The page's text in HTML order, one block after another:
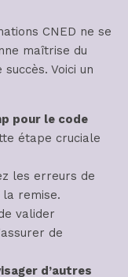
CNED ne se
maîtrise du
Voici un
pour le code
étape cruciale
les erreurs de
remise.
valider
de
d’autres